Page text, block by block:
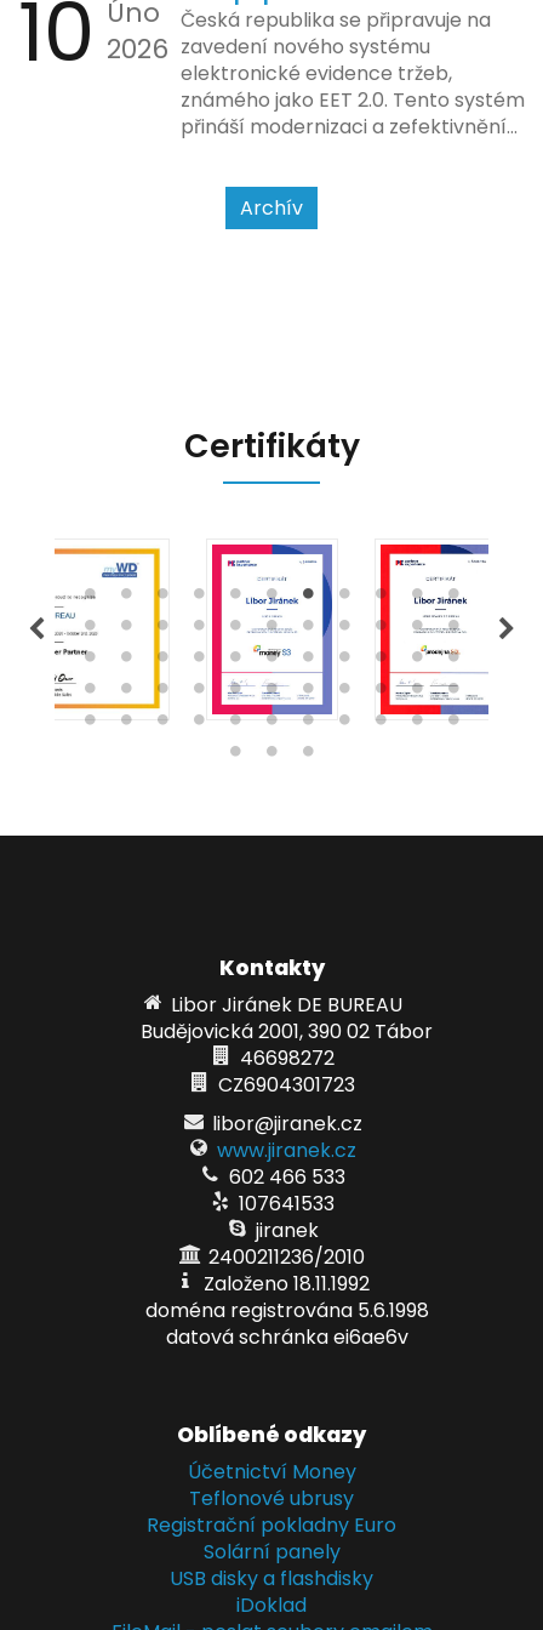
se má tato povinnost odvíjet od
povahy podnikatelské činnosti a
způsobu interakce se
zákazníkem.
10 Úno
2026
Česká republika se připravuje na
zavedení nového systému
elektronické evidence tržeb,
známého jako EET 2.0. Tento systém
přináší modernizaci a zefektivnění
usnadnit život podnikatelům i
kontrolním orgánům. Podívejme se
na hlavní změny, které EET 2.0
Archív
Certifikáty
Kontakty
Libor Jiránek DE BUREAU
Budějovická 2001, 390 02 Tábor
46698272
CZ6904301723
libor@jiranek.cz
www.jiranek.cz
602 466 533
107641533
jiranek
2400211236/2010
Založeno 18.11.1992
doména registrována 5.6.1998
datová schránka ei6ae6v
Oblíbené odkazy
Účetnictví Money
Teflonové ubrusy
Registrační pokladny Euro
Solární panely
USB disky a flashdisky
iDoklad